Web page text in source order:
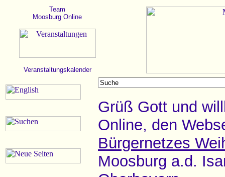
Team
Moosburg Online
Veranstaltungskalender
Grüß Gott und
Online, den
Bürgernetzes
Moosburg a.d.